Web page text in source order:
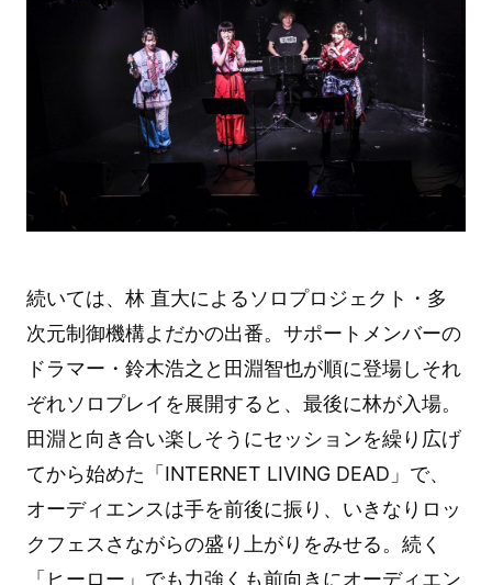
続いては、林 直大によるソロプロジェクト・多
次元制御機構よだかの出番。サポートメンバーの
ドラマー・鈴木浩之と田淵智也が順に登場しそれ
ぞれソロプレイを展開すると、最後に林が入場。
田淵と向き合い楽しそうにセッションを繰り広げ
てから始めた「INTERNET LIVING DEAD」で、
オーディエンスは手を前後に振り、いきなりロッ
クフェスさながらの盛り上がりをみせる。続く
「ヒーロー」でも力強くも前向きにオーディエン